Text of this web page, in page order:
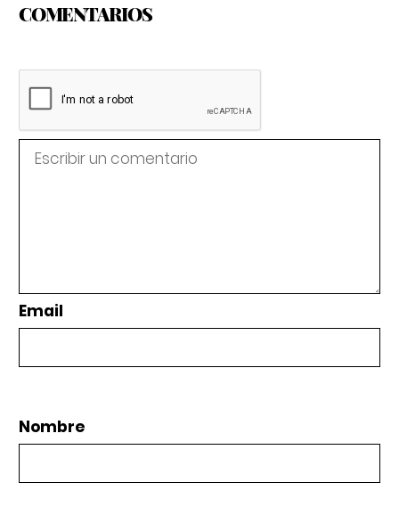
COMENTARIOS
Email
Nombre